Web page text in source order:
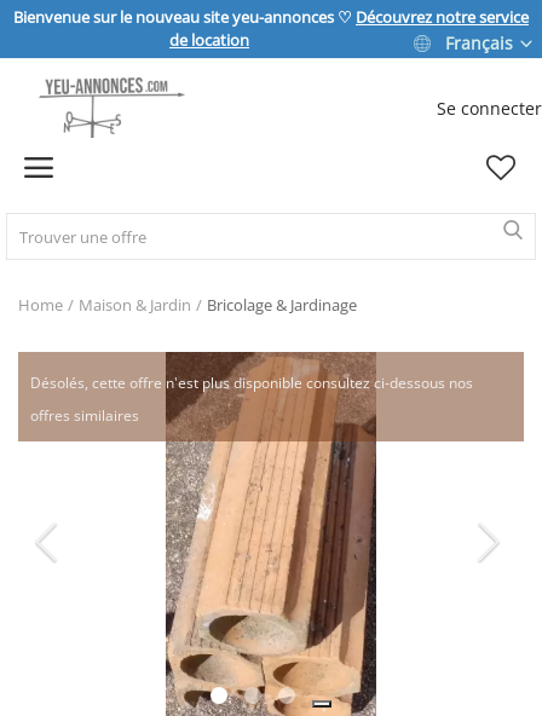
Bienvenue sur le nouveau site yeu-annonces ♡ Découvrez notre service
de location
Français
Se connecter
Home
IMMOBILIER
MAISON & JARDIN
SPORT & LOISIRS
VÉHICULE
Home Maison & Jardin Bricolage & Jardinage
Désolés, cette offre n'est plus disponible consultez ci-dessous nos
offres similaires